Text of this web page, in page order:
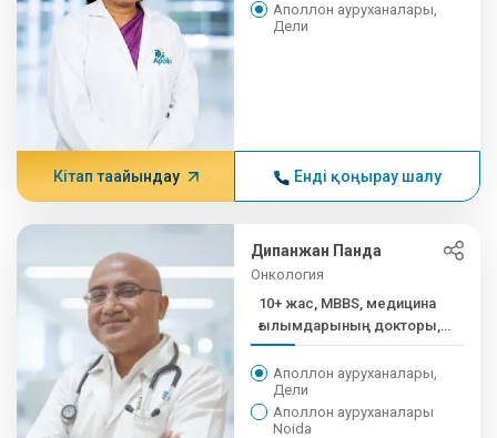
Аполлон ауруханалары,
Дели
Кітап тағайындау Енді қоңырау шалу
Дипанжан Панда
Онкология
10+ жас, MBBS, медицина
ғылымдарының докторы,
медицина ғылымдарының
докторы
Аполлон ауруханалары,
Дели
Аполлон ауруханалары
Noida